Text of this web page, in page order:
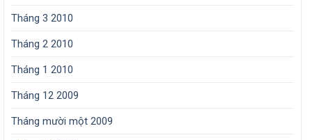
Tháng 3 2010
Tháng 2 2010
Tháng 1 2010
Tháng 12 2009
Tháng mười một 2009